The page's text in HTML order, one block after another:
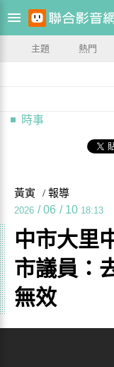
主題 熱門
時事
黃寅 / 報導
2026 / 06 / 10 18:13
中市大里
市議員：
無效